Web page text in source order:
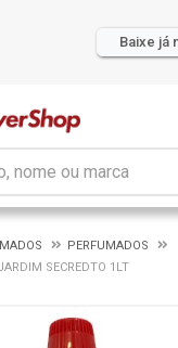
Baixe já
PERFUMADOS
SECREDTO 1LT